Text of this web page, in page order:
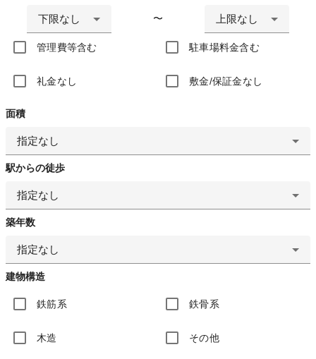
下限なし 〜 上限なし
管理費等含む 駐車場料金含む
礼金なし 敷金/保証金なし
面積
指定なし
駅からの徒歩
指定なし
築年数
指定なし
建物構造
鉄筋系 鉄骨系
木造 その他